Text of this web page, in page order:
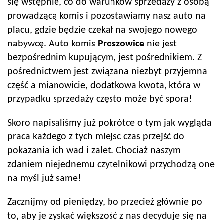
się wstępnie, co do warunków sprzedaży z osobą
prowadzącą komis i pozostawiamy nasz auto na
placu, gdzie będzie czekał na swojego nowego
nabywcę. Auto komis Proszowice nie jest
bezpośrednim kupującym, jest pośrednikiem. Z
pośrednictwem jest związana niezbyt przyjemna
część a mianowicie, dodatkowa kwota, która w
przypadku sprzedaży często może być spora!
Skoro napisaliśmy już pokrótce o tym jak wygląda
praca każdego z tych miejsc czas przejść do
pokazania ich wad i zalet. Chociaż naszym
zdaniem niejednemu czytelnikowi przychodzą one
na myśl już same!
Zacznijmy od pieniędzy, bo przecież głównie po
to, aby je zyskać większość z nas decyduje się na